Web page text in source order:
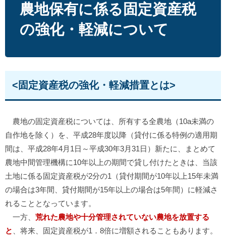
農地保有に係る固定資産税
の強化・軽減について
<固定資産税の強化・軽減措置とは>
農地の固定資産税については、所有する全農地（10a未満の
自作地を除く）を、平成28年度以降（貸付に係る特例の適用期
間は、平成28年4月1日～平成30年3月31日）新たに、まとめて
農地中間管理機構に10年以上の期間で貸し付けたときは、当該
土地に係る固定資産税が2分の1（貸付期間が10年以上15年未満
の場合は3年間、貸付期間が15年以上の場合は5年間）に軽減さ
れることとなっています。
一方、 荒れた農地や十分管理されていない農地を放置する
と
、将来、固定資産税が1．8倍に増額されることもあります。